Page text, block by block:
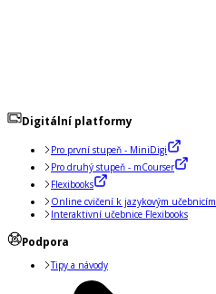
Digitální platformy
Pro první stupeň - MiniDigi
Pro druhý stupeň - mCourser
Flexibooks
Online cvičení k jazykovým učebnicím
Interaktivní učebnice Flexibooks
Podpora
Tipy a návody